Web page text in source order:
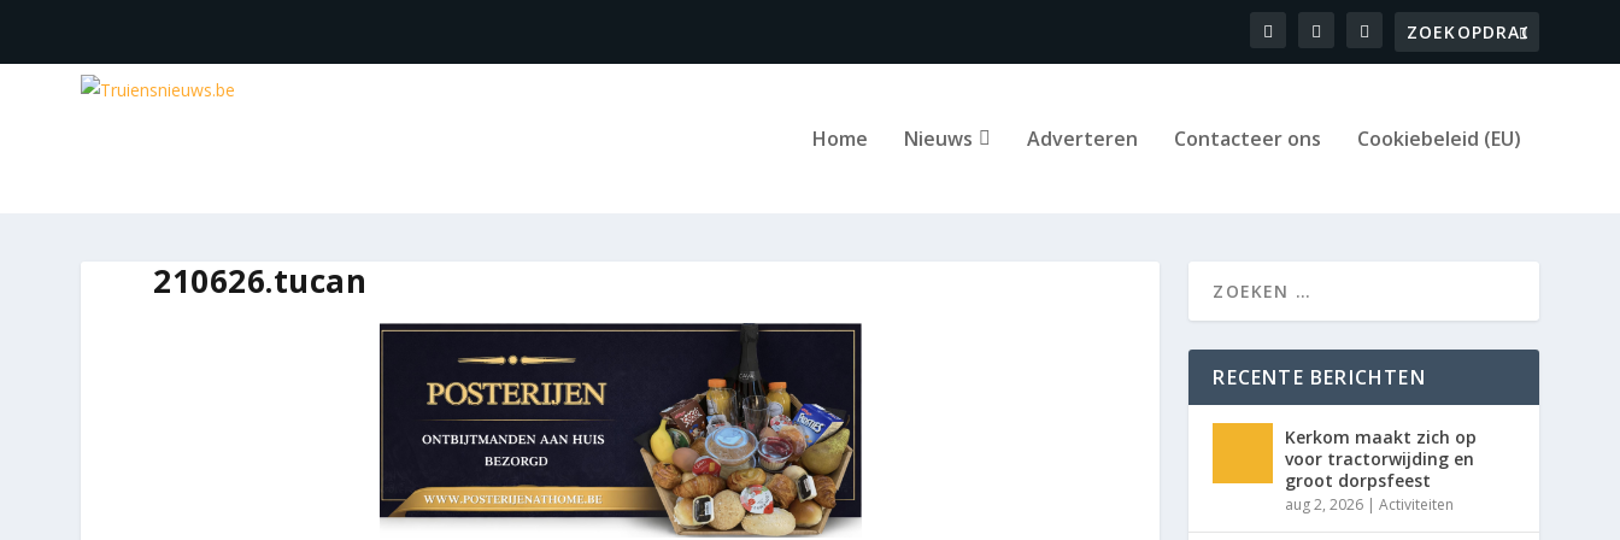
Home Nieuws Adverteren Contacteer ons Cookiebeleid (EU)
210626.tucan
RECENTE BERICHTEN
Kerkom maakt zich op
voor tractorwijding en
groot dorpsfeest
aug 2, 2026 |Activiteiten